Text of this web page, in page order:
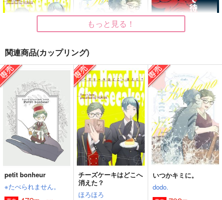
チーズケーキはどこへ
消えた？
ほろほろ
1,300 （税込）
トレイ×ジェイド
サンプル
作品詳細
いつかキミに。
dodo.
792円（税込）
トレイ×ジェイド
サンプル
作品詳細
出口で待ってると嘘が
言ってた
plan-A
1,572円（税込）
トレイ×ジェイド
サンプル
作品詳細
もっと見る！
関連商品(カップリング)
petit bonheur
※たべられません。
チーズケーキはどこへ
消えた？
ほろほろ
いつかキミに。
dodo.